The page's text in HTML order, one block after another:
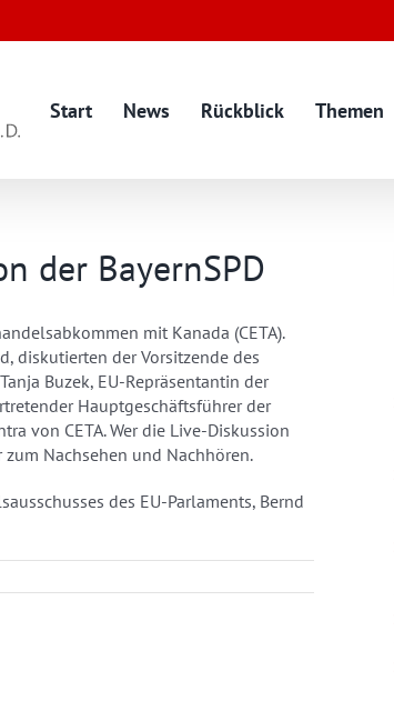
Start News Rückblick Themen
der BayernSPD
mit Kanada (CETA).
diskutierten der Vorsitzende des
Buzek, EU-Repräsentantin der
Hauptgeschäftsführer der
von CETA. Wer die Live-Diskussion
Nachsehen und Nachhören.
des EU-Parlaments, Bernd